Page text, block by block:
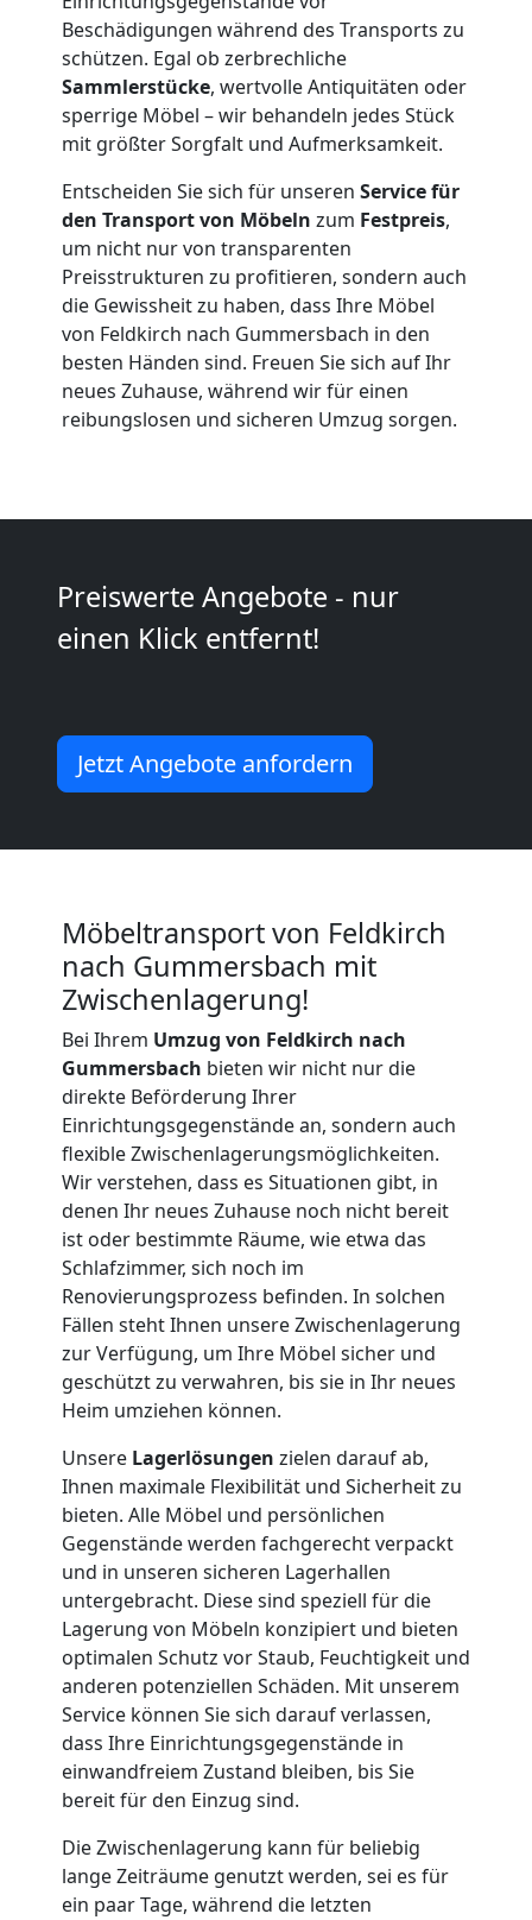
Beschädigungen während des Transports zu
schützen. Egal ob zerbrechliche
Sammlerstücke, wertvolle Antiquitäten oder
sperrige Möbel – wir behandeln jedes Stück
mit größter Sorgfalt und Aufmerksamkeit.
Entscheiden Sie sich für unseren Service für
den Transport von Möbeln zum Festpreis,
um nicht nur von transparenten
Preisstrukturen zu profitieren, sondern auch
die Gewissheit zu haben, dass Ihre Möbel
von Feldkirch nach Gummersbach in den
besten Händen sind. Freuen Sie sich auf Ihr
neues Zuhause, während wir für einen
reibungslosen und sicheren Umzug sorgen.
Preiswerte Angebote - nur
einen Klick entfernt!
Jetzt Angebote anfordern
Möbeltransport von Feldkirch
nach Gummersbach mit
Zwischenlagerung!
Bei Ihrem Umzug von Feldkirch nach
Gummersbach bieten wir nicht nur die
direkte Beförderung Ihrer
Einrichtungsgegenstände an, sondern auch
flexible Zwischenlagerungsmöglichkeiten.
Wir verstehen, dass es Situationen gibt, in
denen Ihr neues Zuhause noch nicht bereit
ist oder bestimmte Räume, wie etwa das
Schlafzimmer, sich noch im
Renovierungsprozess befinden. In solchen
Fällen steht Ihnen unsere Zwischenlagerung
zur Verfügung, um Ihre Möbel sicher und
geschützt zu verwahren, bis sie in Ihr neues
Heim umziehen können.
Unsere Lagerlösungen zielen darauf ab,
Ihnen maximale Flexibilität und Sicherheit zu
bieten. Alle Möbel und persönlichen
Gegenstände werden fachgerecht verpackt
und in unseren sicheren Lagerhallen
untergebracht. Diese sind speziell für die
Lagerung von Möbeln konzipiert und bieten
optimalen Schutz vor Staub, Feuchtigkeit und
anderen potenziellen Schäden. Mit unserem
Service können Sie sich darauf verlassen,
dass Ihre Einrichtungsgegenstände in
einwandfreiem Zustand bleiben, bis Sie
bereit für den Einzug sind.
Die Zwischenlagerung kann für beliebig
lange Zeiträume genutzt werden, sei es für
ein paar Tage, während die letzten
Qualitäts-
Umzüge
Feldkirch
Vereinsumzug
Feldkirch
Anfrage
National
Möbeltransport
Beiladung
Beiladung
International
Internationaler
Umzug
Nationaler
Umzug